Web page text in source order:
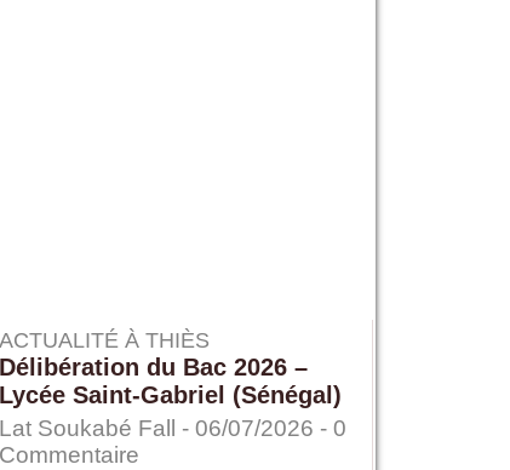
ACTUALITÉ À THIÈS
Délibération du Bac 2026 –
Lycée Saint-Gabriel (Sénégal)
Lat Soukabé Fall - 06/07/2026 - 0
Commentaire